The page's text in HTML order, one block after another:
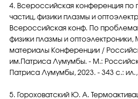
4. Всероссийская конференция
частиц, физики плазмы и
Всероссийская конф. По
физики плазмы и оптоэлектроники,
материалы Конференции /
им.Патриса Лумумбы. - М.:
Патриса Лумумбы, 2023. - 343 с.: ил.,
5. Гороховатский Ю. А.